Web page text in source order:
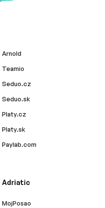
Arnold
Teamio
Seduo.cz
Seduo.sk
Platy.cz
Platy.sk
Paylab.com
Adriatic
MojPosao